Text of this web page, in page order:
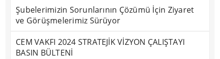
Şubelerimizin Sorunlarının Çözümü İçin Ziyaret
ve Görüşmelerimiz Sürüyor
CEM VAKFI 2024 STRATEJİK VİZYON ÇALIŞTAYI
BASIN BÜLTENİ